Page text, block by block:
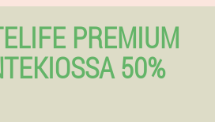
PREMIUM
50%